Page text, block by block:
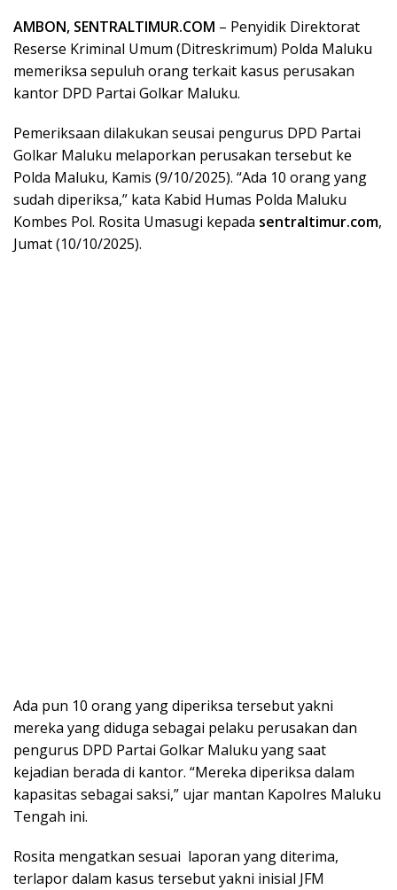
AMBON, SENTRALTIMUR.COM – Penyidik Direktorat
Reserse Kriminal Umum (Ditreskrimum) Polda Maluku
memeriksa sepuluh orang terkait kasus perusakan
kantor DPD Partai Golkar Maluku.
Pemeriksaan dilakukan seusai pengurus DPD Partai
Golkar Maluku melaporkan perusakan tersebut ke
Polda Maluku, Kamis (9/10/2025). “Ada 10 orang yang
sudah diperiksa,” kata Kabid Humas Polda Maluku
Kombes Pol. Rosita Umasugi kepada sentraltimur.com,
Jumat (10/10/2025).
Ada pun 10 orang yang diperiksa tersebut yakni
mereka yang diduga sebagai pelaku perusakan dan
pengurus DPD Partai Golkar Maluku yang saat
kejadian berada di kantor. “Mereka diperiksa dalam
kapasitas sebagai saksi,” ujar mantan Kapolres Maluku
Tengah ini.
Rosita mengatkan sesuai laporan yang diterima,
terlapor dalam kasus tersebut yakni inisial JFM